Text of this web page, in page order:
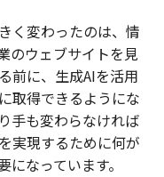
く変わったのは、情
のウェブサイトを見
前に、生成AIを活用
取得できるようにな
手も変わらなければ
実現するために何が
なっています。